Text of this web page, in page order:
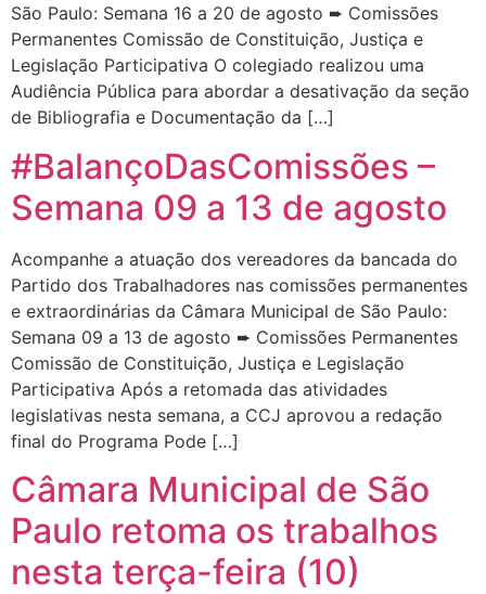
São Paulo: Semana 16 a 20 de agosto ➨ Comissões
Permanentes Comissão de Constituição, Justiça e
Legislação Participativa O colegiado realizou uma
Audiência Pública para abordar a desativação da seção
de Bibliografia e Documentação da […]
#BalançoDasComissões –
Semana 09 a 13 de agosto
Acompanhe a atuação dos vereadores da bancada do
Partido dos Trabalhadores nas comissões permanentes
e extraordinárias da Câmara Municipal de São Paulo:
Semana 09 a 13 de agosto ➨ Comissões Permanentes
Comissão de Constituição, Justiça e Legislação
Participativa Após a retomada das atividades
legislativas nesta semana, a CCJ aprovou a redação
final do Programa Pode […]
Câmara Municipal de São
Paulo retoma os trabalhos
nesta terça-feira (10)